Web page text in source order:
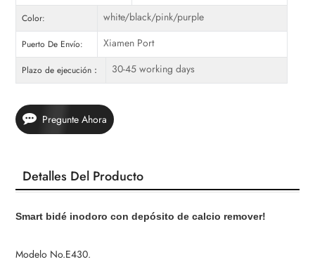
Color: white/black/pink/purple
Puerto De Envío: Xiamen Port
Plazo de ejecución： 30-45 working days
Pregunte Ahora
Detalles Del Producto
Smart bidé inodoro con depósito de calcio remover!
Modelo No.E430.